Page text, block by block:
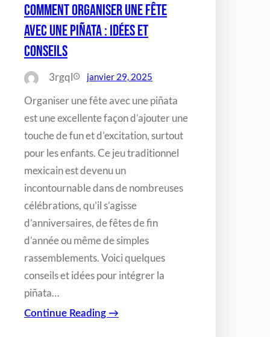
Comment organiser une fête
avec une piñata : idées et
conseils
3rgql janvier 29, 2025
Organiser une fête avec une piñata
est une excellente façon d’ajouter une
touche de fun et d’excitation, surtout
pour les enfants. Ce jeu traditionnel
mexicain est devenu un
incontournable dans de nombreuses
célébrations, qu’il s’agisse
d’anniversaires, de fêtes de fin
d’année ou même de simples
rassemblements. Voici quelques
conseils et idées pour intégrer la
piñata…
Continue Reading →